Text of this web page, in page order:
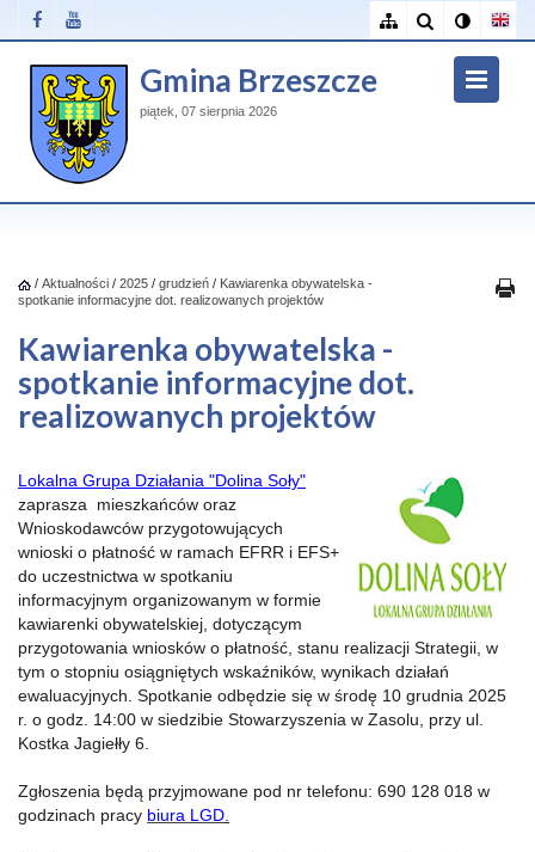
Gmina Brzeszcze
piątek, 07 sierpnia 2026
/ Aktualności / 2025 / grudzień / Kawiarenka obywatelska -
spotkanie informacyjne dot. realizowanych projektów
Kawiarenka obywatelska -
spotkanie informacyjne dot.
realizowanych projektów
Lokalna Grupa Działania "Dolina Soły"
zaprasza mieszkańców oraz
Wnioskodawców przygotowujących
wnioski o płatność w ramach EFRR i EFS+
do uczestnictwa w spotkaniu
informacyjnym organizowanym w formie
kawiarenki obywatelskiej, dotyczącym
przygotowania wniosków o płatność, stanu realizacji Strategii, w
tym o stopniu osiągniętych wskaźników, wynikach działań
ewaluacyjnych. Spotkanie odbędzie się w środę 10 grudnia 2025
r. o godz. 14:00 w siedzibie Stowarzyszenia w Zasolu, przy ul.
Kostka Jagiełły 6.
Zgłoszenia będą przyjmowane pod nr telefonu: 690 128 018 w
godzinach pracy biura LGD